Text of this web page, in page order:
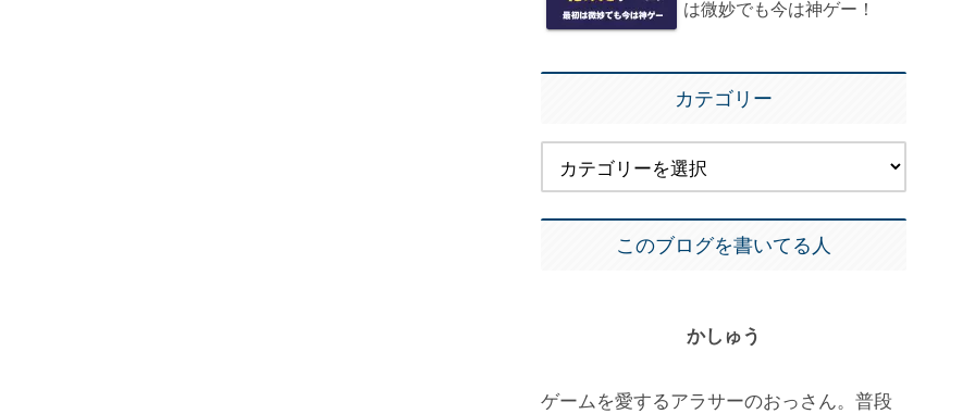
は微妙でも今は神ゲー！
カテゴリー
このブログを書いてる人
かしゅう
ゲームを愛するアラサーのおっさん。普段